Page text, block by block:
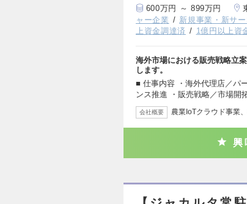
600万円 ～ 899万円
ャー企業
新規事業・新サー
上資金調達済
1億円以上資
海外市場における販売戦略立
します。
■ 仕事内容 ・海外代理店／パ
ンス推進 ・販売戦略／市場開
会社概要 農業IoTクラウド事業
興